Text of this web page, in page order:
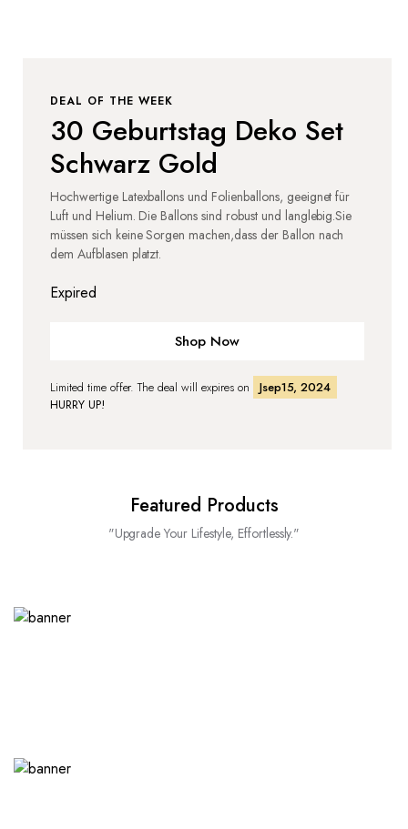
DEAL OF THE WEEK
30 Geburtstag Deko Set
Schwarz Gold
Hochwertige Latexballons und Folienballons, geeignet für
Luft und Helium. Die Ballons sind robust und langlebig.Sie
müssen sich keine Sorgen machen,dass der Ballon nach
dem Aufblasen platzt.
Expired
Shop Now
Limited time offer. The deal will expires on
Jsep15, 2024
HURRY UP!
Featured Products
"Upgrade Your Lifestyle, Effortlessly."